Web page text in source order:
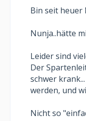
Bin seit heuer
Nunja..hätte
Leider sind
Der
schwer
werden, und
Nicht so